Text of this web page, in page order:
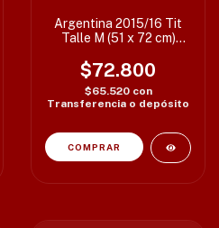
Argentina 2015/16 Tit
Talle M (51 x 72 cm)
$72.800
$65.520 con
Transferencia o depósito